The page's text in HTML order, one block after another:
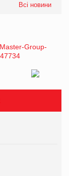
Всі новини